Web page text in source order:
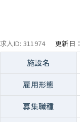
求人ID: 311974 更新日：
施設名
雇用形態
募集職種